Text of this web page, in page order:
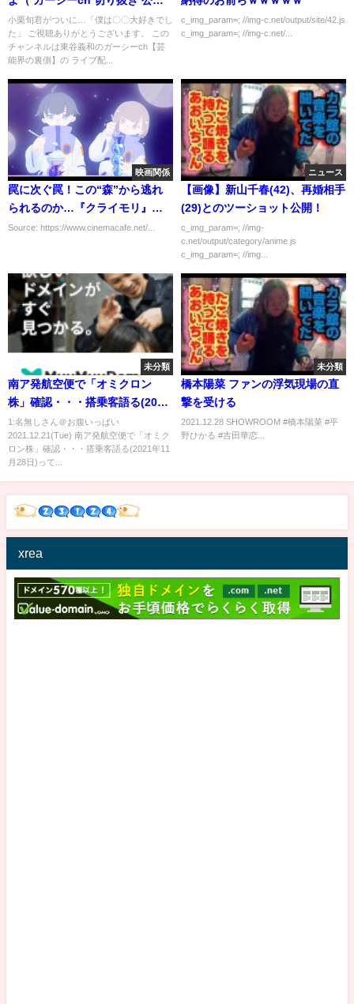
サブ ）
小栗旬君がついに…「僕は〇〇大好きでし
た」 ご視聴ありがとうございます。 この
チャンネルは東谷義和のガーシーch【芸
能界の裏側】の ライブ配...
c_img_param=; //img-c.net/output/site/42.js
c_img_param=; //img-c.net/...
映画関係
罠に次ぐ罠！この“森”から逃れ
られるのか…『クライモリ』予
告編
Source: https://www.cinemacafe.net/...
ニュース
【画像】新山千春(42)、再婚相手
(29)とのツーショット公開！
c_img_param=; //img-
c.net/output/category/anime.js
c_img_param=; //img...
未分類
南ア発航空便で「オミクロン
株」確認・・・搭乗客語る(2021
年11月28日)
1:名無しさん＠お腹いっぱい
2021.12.21(Tue) 南ア発航空便で「オミク
ロン株」確認・・・搭乗客語る(2021年11
月28日)って...
未分類
橋本陽菜 ファンの浮気現場の直
撃を受ける
2021.12.28 SHOWROOM #橋本陽菜 #平
野ひかる #吉田華恋...
xrea